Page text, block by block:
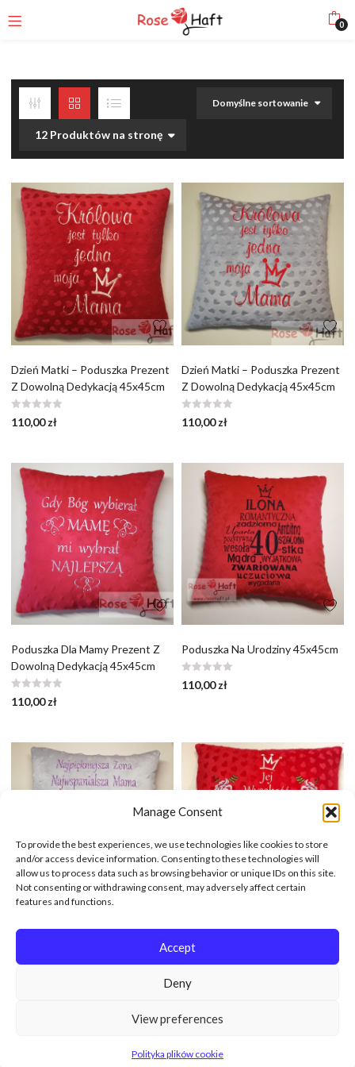
Manage Consent
To provide the best experiences, we use technologies like cookies to store
and/or access device information. Consenting to these technologies will
allow us to process data such as browsing behavior or unique IDs on this site.
Not consenting or withdrawing consent, may adversely affect certain
features and functions.
Accept
Deny
View preferences
Polityka plików cookie
0
Domyślne sortowanie
12 Produktów na stronę
Dzień Matki – Poduszka Prezent
Z Dowolną Dedykacją 45x45cm
110,00zł
Dzień Matki – Poduszka Prezent
Z Dowolną Dedykacją 45x45cm
110,00zł
Poduszka Dla Mamy Prezent Z
Dowolną Dedykacją 45x45cm
110,00zł
Poduszka Na Urodziny 45x45cm
110,00zł
Poduszka Prezent Dla Mamy Z
Urodziny – Poduszka Prezent Z
Dedykacją 45x45cm
110,00